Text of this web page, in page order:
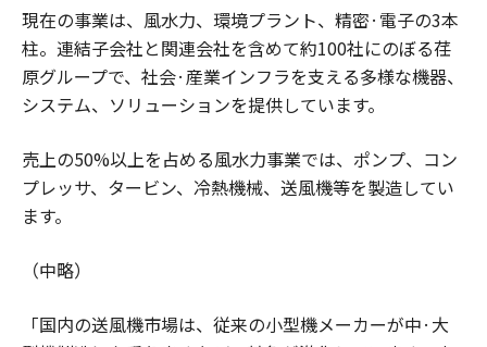
現在の事業は、風水力、環境プラント、精密·電子の3本
柱。連結子会社と関連会社を含めて約100社にのぼる荏
原グループで、社会·産業インフラを支える多様な機器、
システム、ソリューションを提供しています。
売上の50%以上を占める風水力事業では、ポンプ、コン
プレッサ、タービン、冷熱機械、送風機等を製造してい
ます。
（中略）
「国内の送風機市場は、従来の小型機メーカーが中·大